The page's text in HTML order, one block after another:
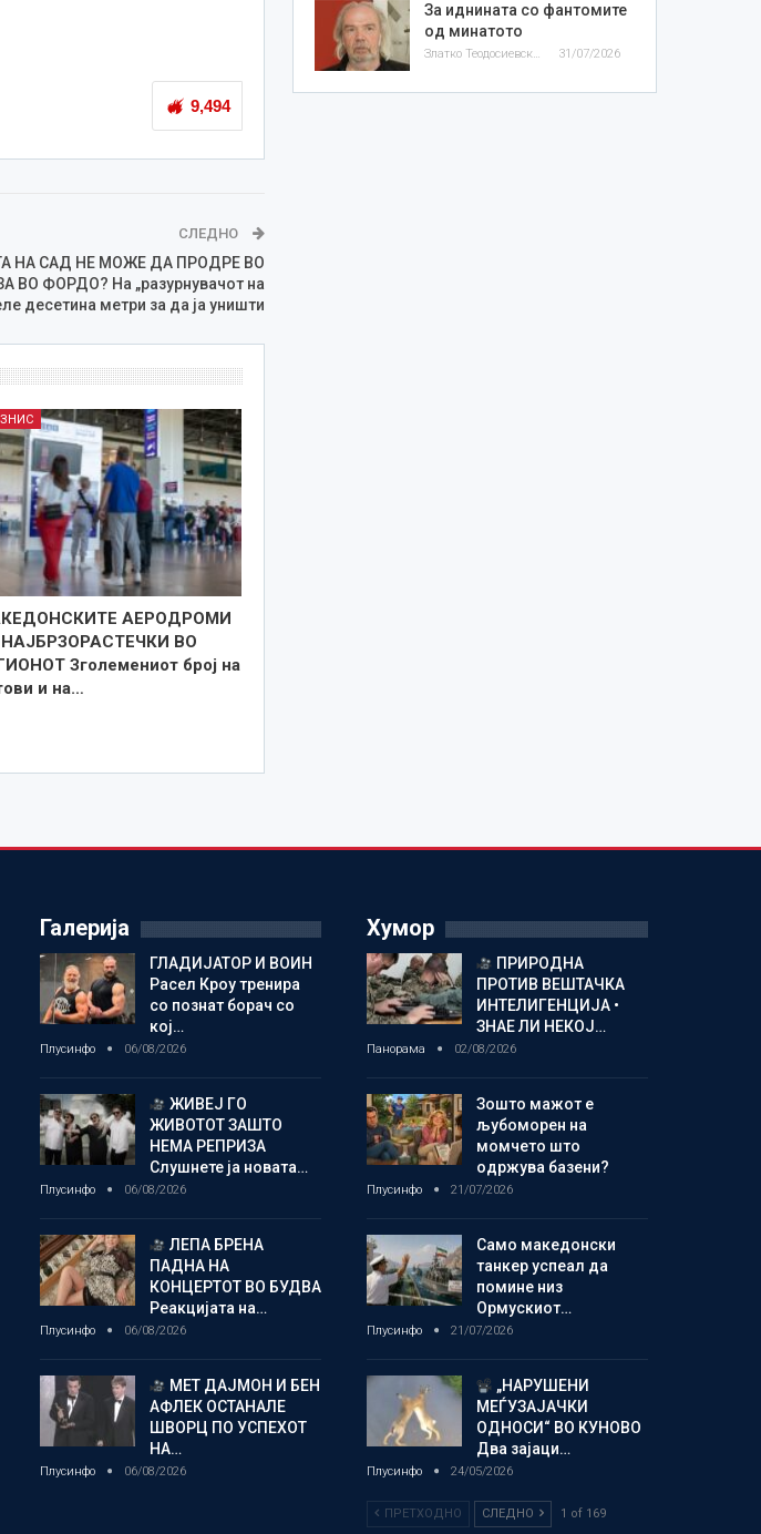
9,494
СЛЕДНО
НА САД НЕ МОЖЕ ДА ПРОДРЕ ВО
ВО ФОРДО? На „разурнувачот на
десетина метри за да ја уништи
АЕРОДРОМИ
ВО
Зголемениот број на
и на…
За иднината со фантомите
од минатото
Златко Теодосиевски 31/07/2026
Галерија
ГЛАДИЈАТОР И ВОИН
Расел Кроу тренира
со познат борач со
кој…
Плусинфо 06/08/2026
ЖИВЕЈ ГО
ЖИВОТОТ ЗАШТО
НЕМА РЕПРИЗА
Слушнете ја новата…
Плусинфо 06/08/2026
ЛЕПА БРЕНА
ПАДНА НА
КОНЦЕРТОТ ВО БУДВА
Реакцијата на…
Плусинфо 06/08/2026
МЕТ ДАЈМОН И БЕН
АФЛЕК ОСТАНАЛЕ
ШВОРЦ ПО УСПЕХОТ
НА…
Плусинфо 06/08/2026
Хумор
ПРИРОДНА
ПРОТИВ ВЕШТАЧКА
ИНТЕЛИГЕНЦИЈА •
ЗНАЕ ЛИ НЕКОЈ…
Панорама 02/08/2026
Зошто мажот е
љубоморен на
момчето што
одржува базени?
Плусинфо 21/07/2026
Само македонски
танкер успеал да
помине низ
Ормускиот…
Плусинфо 21/07/2026
„НАРУШЕНИ
МЕЃУЗАЈАЧКИ
ОДНОСИ“ ВО КУНОВО
Два зајаци…
Плусинфо 24/05/2026
ПРЕТХОДНО СЛЕДНО 1 of 169